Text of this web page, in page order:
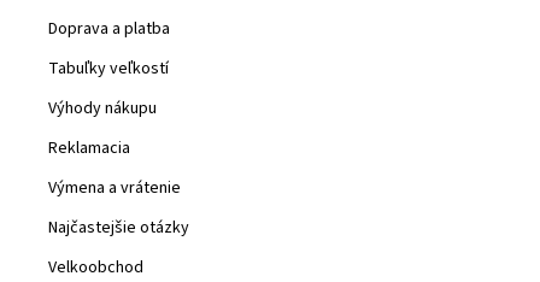
Doprava a platba
Tabuľky veľkostí
Výhody nákupu
Reklamacia
Výmena a vrátenie
Najčastejšie otázky
Velkoobchod